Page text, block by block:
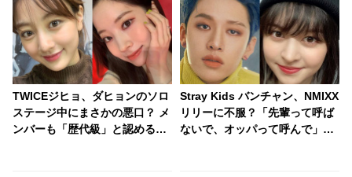
TWICEジヒョ、ダヒョンのソロ
ステージ中にまさかの悪口？ メ
ンバーも「歴代級」と認める爆
Stray Kids バンチャン、NMIXX
リリーに不服？「先輩って呼ば
ないで、オッパって呼んで」う